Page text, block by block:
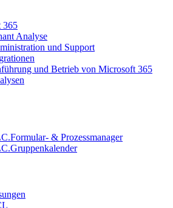
365
Analyse
und Support
und Betrieb von Microsoft 365
& Prozessmanager